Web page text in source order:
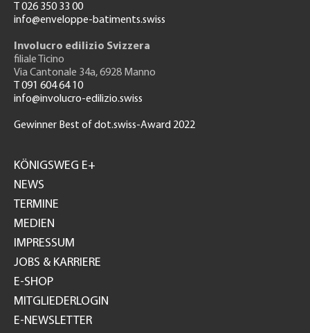
T 026 350 33 00
info@enveloppe-batiments.swiss
Involucro edilizio Svizzera
filiale Ticino
Via Cantonale 34a, 6928 Manno
T 091 604 64 10
info@involucro-edilizio.swiss
Gewinner Best of dot.swiss-Award 2022
GH
KÖNIGSWEG E+
NEWS
TERMINE
MEDIEN
IMPRESSUM
JOBS & KARRIERE
E-SHOP
MITGLIEDERLOGIN
E-NEWSLETTER